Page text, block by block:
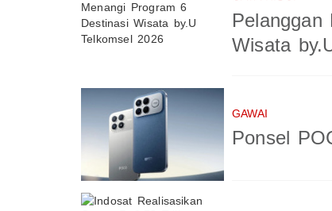
Wisata
GAWAI
Ponsel